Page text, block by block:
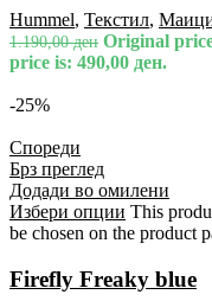
Hummel, Текстил,
1.190,00ден Original
price is: 490,00 ден.
-25%
Спореди
Брз преглед
Додади во омилени
Избери опции This
be chosen on the product
Firefly Freaky blue